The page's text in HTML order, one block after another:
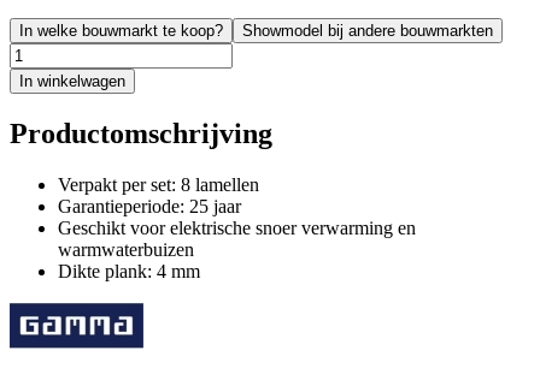
In welke bouwmarkt te koop? Showmodel bij andere bouwmarkten
In winkelwagen
Productomschrijving
Verpakt per set: 8 lamellen
Garantieperiode: 25 jaar
Geschikt voor elektrische snoer verwarming en
warmwaterbuizen
Dikte plank: 4 mm